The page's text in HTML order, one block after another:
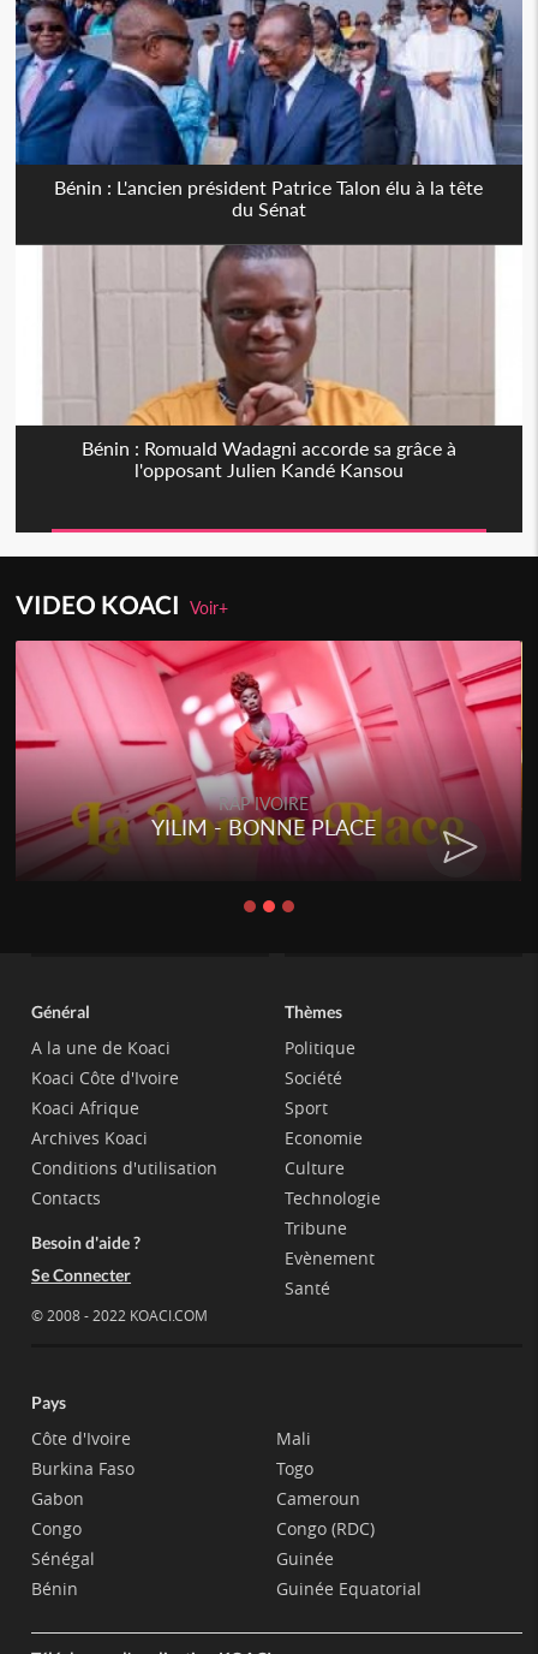
Bénin : L'ancien président Patrice Talon élu à la tête
du Sénat
Bénin : Romuald Wadagni accorde sa grâce à
l'opposant Julien Kandé Kansou
VIDEO KOACIVoir+
RAP IVOIRE
YILIM - BONNE PLACE
Général
A la une de Koaci
Koaci Côte d'Ivoire
Koaci Afrique
Archives Koaci
Conditions d'utilisation
Contacts
Besoin d'aide ?
Se Connecter
© 2008 - 2022 KOACI.COM
Thèmes
Politique
Société
Sport
Economie
Culture
Technologie
Tribune
Evènement
Santé
Pays
Côte d'Ivoire
Burkina Faso
Gabon
Congo
Sénégal
Bénin
Mali
Togo
Cameroun
Congo (RDC)
Guinée
Guinée Equatorial